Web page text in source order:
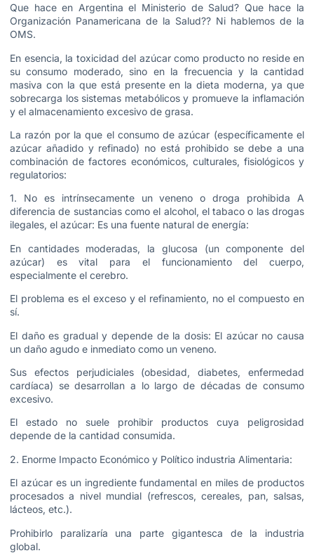
Que hace en Argentina el Ministerio de Salud? Que hace la
Organización Panamericana de la Salud?? Ni hablemos de la
OMS.
En esencia, la toxicidad del azúcar como producto no reside en
su consumo moderado, sino en la frecuencia y la cantidad
masiva con la que está presente en la dieta moderna, ya que
sobrecarga los sistemas metabólicos y promueve la inflamación
y el almacenamiento excesivo de grasa.
La razón por la que el consumo de azúcar (específicamente el
azúcar añadido y refinado) no está prohibido se debe a una
combinación de factores económicos, culturales, fisiológicos y
regulatorios:
1. No es intrínsecamente un veneno o droga prohibida A
diferencia de sustancias como el alcohol, el tabaco o las drogas
ilegales, el azúcar: Es una fuente natural de energía:
En cantidades moderadas, la glucosa (un componente del
azúcar) es vital para el funcionamiento del cuerpo,
especialmente el cerebro.
El problema es el exceso y el refinamiento, no el compuesto en
sí.
El daño es gradual y depende de la dosis: El azúcar no causa
un daño agudo e inmediato como un veneno.
Sus efectos perjudiciales (obesidad, diabetes, enfermedad
cardíaca) se desarrollan a lo largo de décadas de consumo
excesivo.
El estado no suele prohibir productos cuya peligrosidad
depende de la cantidad consumida.
2. Enorme Impacto Económico y Político industria Alimentaria:
El azúcar es un ingrediente fundamental en miles de productos
procesados a nivel mundial (refrescos, cereales, pan, salsas,
lácteos, etc.).
Prohibirlo paralizaría una parte gigantesca de la industria
global.